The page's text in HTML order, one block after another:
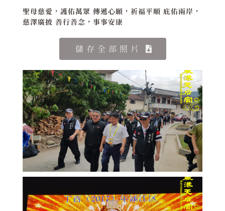
聖母慈愛，護佑萬眾 傳遞心願，祈福平順 庇佑兩岸，
慈澤廣披 善行善念，事事安康
儲存全部照片